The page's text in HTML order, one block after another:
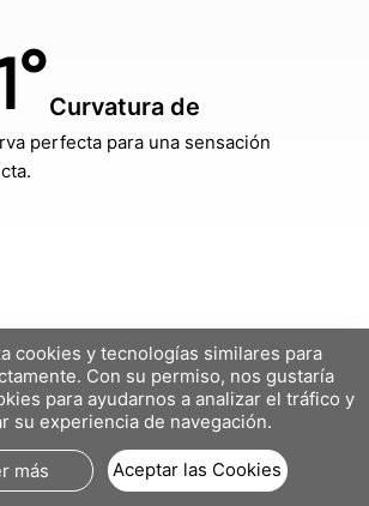
Curvatura de
perfecta para una sensación
cookies y tecnologías similares para
Con su permiso, nos gustaría
para ayudarnos a analizar el tráfico y
su experiencia de navegación.
más Aceptar las Cookies